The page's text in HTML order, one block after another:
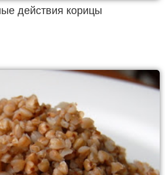
действия корицы